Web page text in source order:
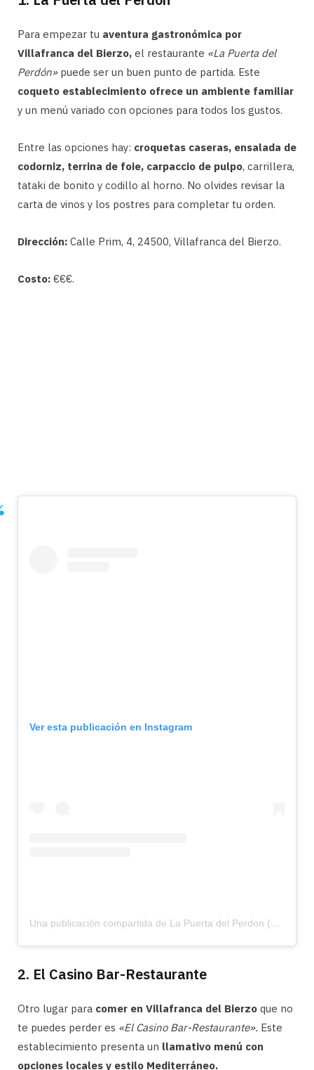
Para empezar tu aventura gastronómica por
Villafranca del Bierzo, el restaurante «La Puerta del
Perdón»puede ser un buen punto de partida. Este
coqueto establecimiento ofrece un ambiente familiar
y un menú variado con opciones para todos los gustos.
Entre las opciones hay: croquetas caseras, ensalada de
codorniz, terrina de foie, carpaccio de pulpo, carrillera,
tataki de bonito y codillo al horno. No olvides revisar la
carta de vinos y los postres para completar tu orden.
Dirección: Calle Prim, 4, 24500, Villafranca del Bierzo.
Costo: €€€.
Ver esta publicación en Instagram
Una publicación compartida de La Puerta del Perdon (@hostalpuertadelperdon)
2. El Casino Bar-Restaurante
Otro lugar para comer en Villafranca del Bierzo que no
te puedes perder es «El Casino Bar-Restaurante». Este
establecimiento presenta un llamativo menú con
opciones locales y estilo Mediterráneo.